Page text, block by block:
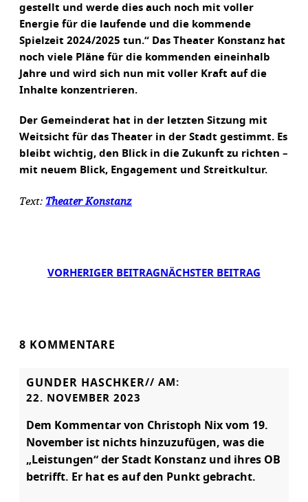
gestellt und werde dies auch noch mit voller
Energie für die laufende und die kommende
Spielzeit 2024/2025 tun.“ Das Theater Konstanz hat
noch viele Pläne für die kommenden eineinhalb
Jahre und wird sich nun mit voller Kraft auf die
Inhalte konzentrieren.
Der Gemeinderat hat in der letzten Sitzung mit
Weitsicht für das Theater in der Stadt gestimmt. Es
bleibt wichtig, den Blick in die Zukunft zu richten –
mit neuem Blick, Engagement und Streitkultur.
Text: Theater Konstanz
VORHERIGER BEITRAG NÄCHSTER BEITRAG
8 KOMMENTARE
GUNDER HASCHKER// AM:
22. NOVEMBER 2023
Dem Kommentar von Christoph Nix vom 19.
November ist nichts hinzuzufügen, was die
„Leistungen“ der Stadt Konstanz und ihres OB
betrifft. Er hat es auf den Punkt gebracht.